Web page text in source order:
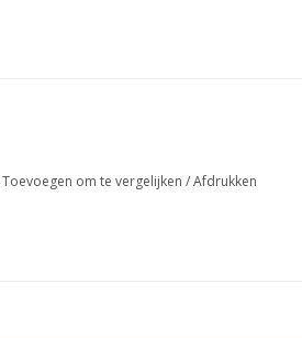
Toevoegen om te vergelijken /Afdrukken